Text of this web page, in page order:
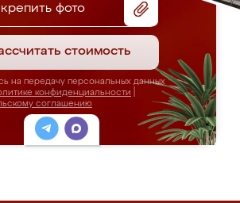
фото
стоимость
на передачу персональных данных
конфиденциальности
соглашению